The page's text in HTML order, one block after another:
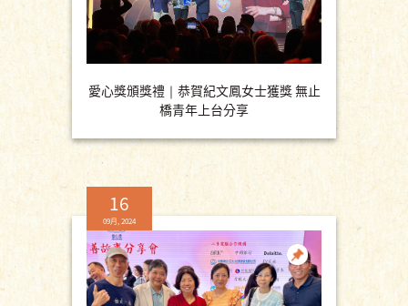
愛心獎頒獎禮｜恭賀紀文鳳女士獲獎 無止
橋青年上台分享
16
09月, 2024